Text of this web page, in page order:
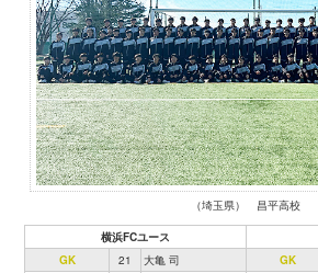
（埼玉県） 昌平高校
横浜FCユース
GK
21 大亀 司 GK